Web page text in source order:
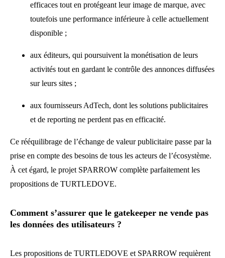
efficaces tout en protégeant leur image de marque, avec
toutefois une performance inférieure à celle actuellement
disponible ;
aux éditeurs, qui poursuivent la monétisation de leurs
activités tout en gardant le contrôle des annonces diffusées
sur leurs sites ;
aux fournisseurs AdTech, dont les solutions publicitaires
et de reporting ne perdent pas en efficacité.
Ce rééquilibrage de l’échange de valeur publicitaire passe par la
prise en compte des besoins de tous les acteurs de l’écosystème.
À cet égard, le projet SPARROW complète parfaitement les
propositions de TURTLEDOVE.
Comment s’assurer que le gatekeeper ne vende pas
les données des utilisateurs ?
Les propositions de TURTLEDOVE et SPARROW requièrent